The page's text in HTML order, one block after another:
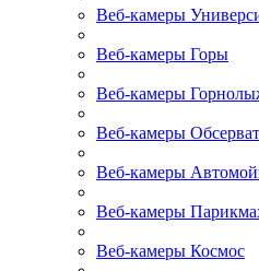
Веб-камеры
Веб-камеры Горы
Веб-камеры
Веб-камеры
Веб-камеры
Веб-камеры
Веб-камеры Космос